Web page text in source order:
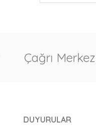
Çağrı
DUYURULAR